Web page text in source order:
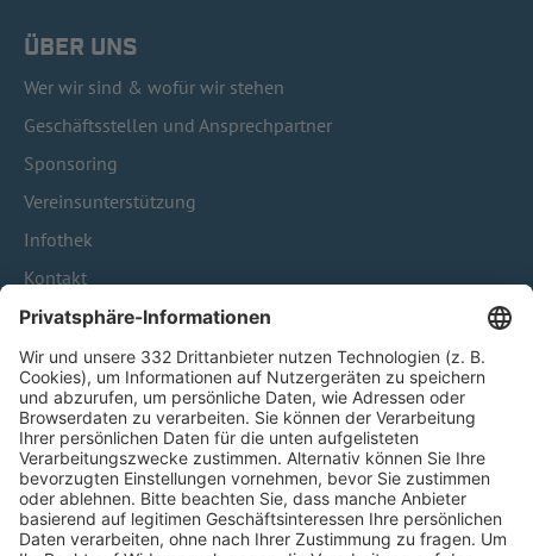
ÜBER UNS
Wer wir sind & wofür wir stehen
Geschäftsstellen und Ansprechpartner
Sponsoring
Vereinsunterstützung
Infothek
Kontakt
HÄUFIG BESUCHTE SEITEN
Pässe und Vereinswechsel
Trainerausbildung
Schulungsangebot Vereinsmitarbeiter
BFV-Geschäftsstellen
Trainerbörse